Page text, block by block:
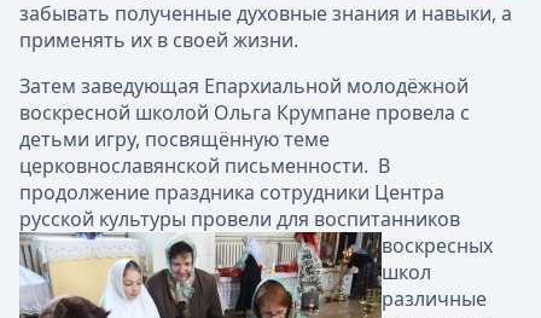
забывать полученные духовные знания и навыки, а
применять их в своей жизни.
Затем заведующая Епархиальной молодёжной
воскресной школой Ольга Крумпане провела с
детьми игру, посвящённую теме
церковнославянской письменности. В
продолжение праздника сотрудники Центра
русской культуры провели для воспитанников
воскресных
школ
различные